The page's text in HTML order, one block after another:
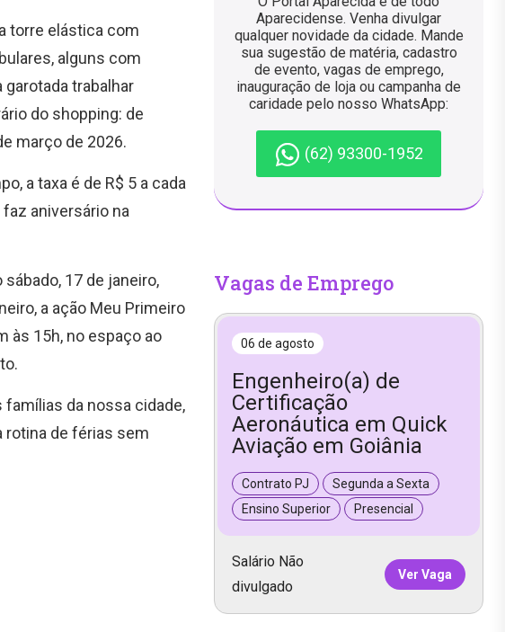
torre elástica com
alguns com
trabalhar
do shopping: de
março de 2026.
a taxa é de R$ 5 a cada
aniversário na
17 de janeiro,
a ação Meu Primeiro
às 15h, no espaço ao
da nossa cidade,
rotina de férias sem
Aparecidense. Venha divulgar
qualquer novidade da cidade. Mande
sua sugestão de matéria, cadastro
de evento, vagas de emprego,
inauguração de loja ou campanha de
caridade pelo nosso WhatsApp:
(62) 93300-1952
Vagas de Emprego
06 de agosto
Engenheiro(a) de
Certificação
Aeronáutica em Quick
Aviação em Goiânia
Contrato PJ
Segunda a Sexta
Ensino Superior
Presencial
Salário Não
divulgado
Ver Vaga